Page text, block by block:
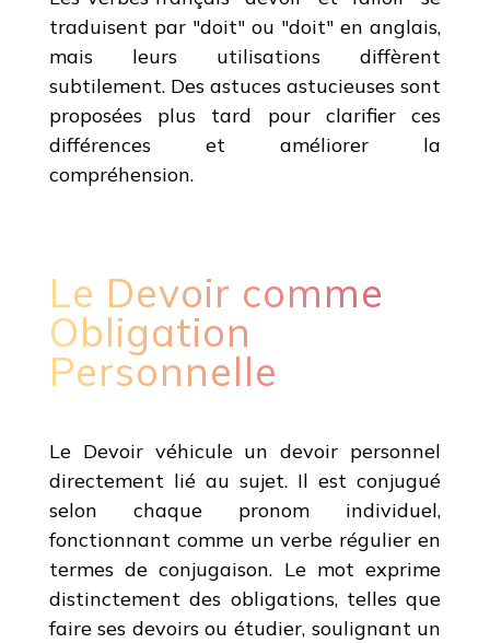
traduisent par "doit" ou "doit" en anglais,
mais leurs utilisations diffèrent
subtilement. Des astuces astucieuses sont
proposées plus tard pour clarifier ces
différences et améliorer la
compréhension.
Le Devoir comme
Obligation
Personnelle
Le Devoir véhicule un devoir personnel
directement lié au sujet. Il est conjugué
selon chaque pronom individuel,
fonctionnant comme un verbe régulier en
termes de conjugaison. Le mot exprime
distinctement des obligations, telles que
faire ses devoirs ou étudier, soulignant un